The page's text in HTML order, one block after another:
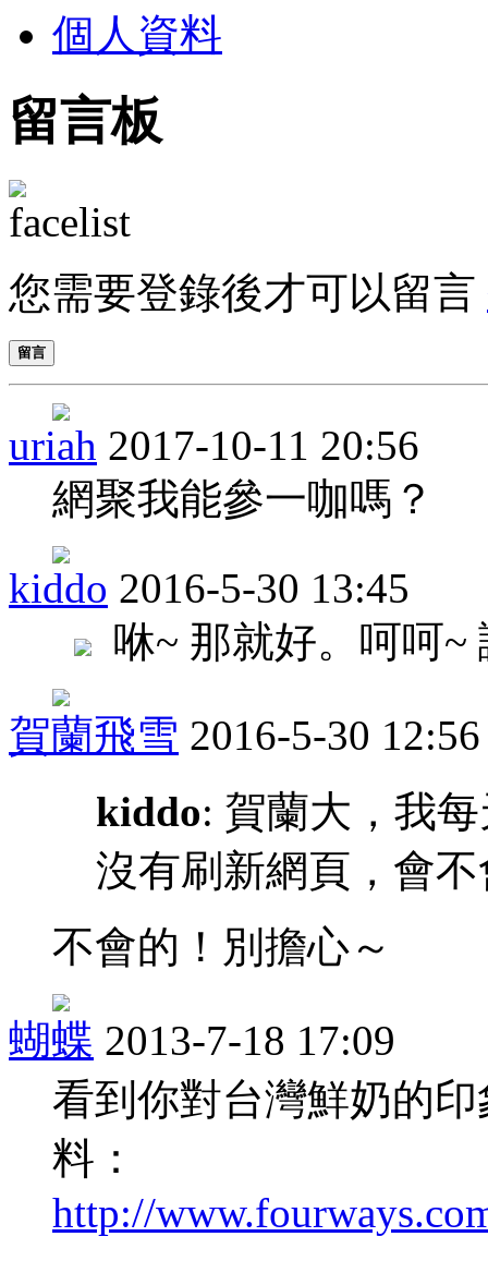
個人資料
留言板
您需要登錄後才可以留言
留言
uriah 2017-10-11 20:56
網聚我能參一咖嗎？
kiddo 2016-5-30 13:45
咻~ 那就好。呵呵~
賀蘭飛雪 2016-5-30 12:56
kiddo: 賀蘭大，我
沒有刷新網頁，會
不會的！別擔心～
蝴蝶 2013-7-18 17:09
看到你對台灣鮮奶的
料：
http://